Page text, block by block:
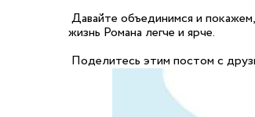
Давайте объединимся и
жизнь Романа легче и ярче.
Поделитесь этим постом с